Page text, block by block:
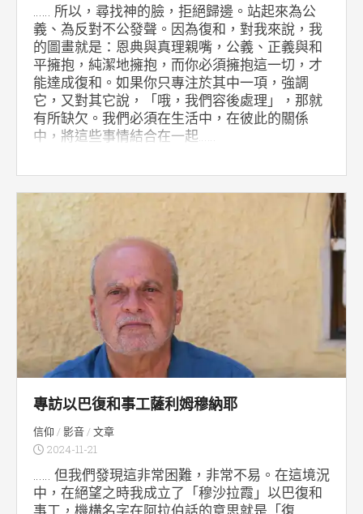
…… 所以，尋找神的臉，拒絕歸邊。站起來為公
義、為反對不公發聲。因為復和，對我來說，我
的圖畫就是：恩典與真理親嘴，公義、正義與和
平擁抱，純潔地擁抱，而你必須擁抱這一切，才
能達成復和。如果你只專注於其中一項，強調
它，又對其它說，「哦，我們容後處理」，那就
有所缺欠。我們必須在生活中，在彼此的關係
中，將這些事情結合在一起……
專訪以巴復和事工薩利姆穆納耶
信仰 /影音/文章
2024-11-21
…… 但我們發現這非常困難，非常不易。在這境況
中，在絕望之時我成立了「穆沙拉霞」以巴復和
事工，機構名字在阿拉伯話的意思就是「復